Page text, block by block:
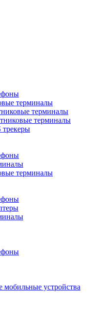
терминалы
терминалы
терминалы
трекеры
терминалы
мобильные устройства